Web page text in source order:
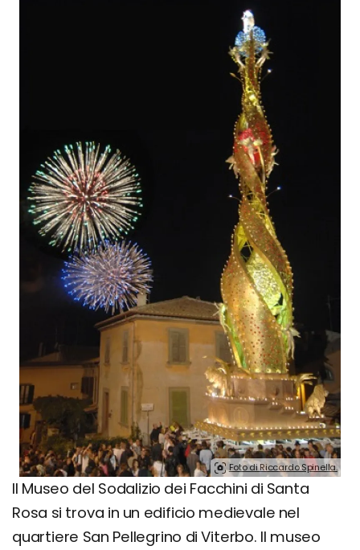
Foto di Riccardo Spinella.
Il Museo del Sodalizio dei Facchini di Santa
Rosa si trova in un edificio medievale nel
quartiere San Pellegrino di Viterbo. Il museo